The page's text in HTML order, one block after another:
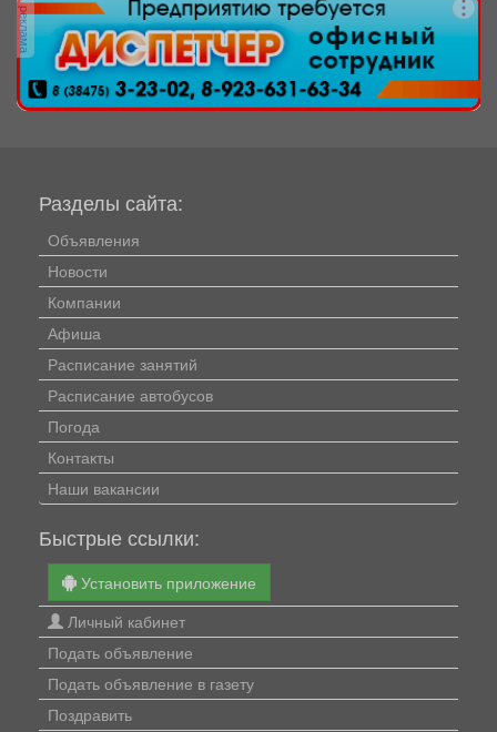
реклама
Разделы сайта:
Объявления
Новости
Компании
Афиша
Расписание занятий
Расписание автобусов
Погода
Контакты
Наши вакансии
Быстрые ссылки:
Установить приложение
Личный кабинет
Подать объявление
Подать объявление в газету
Поздравить